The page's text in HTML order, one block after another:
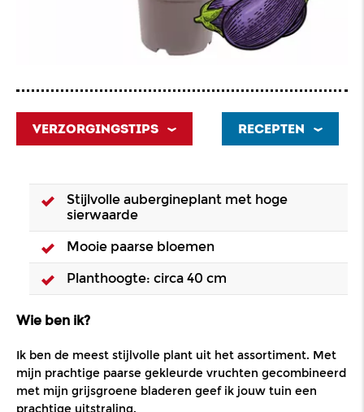
VERZORGINGSTIPS RECEPTEN
Stijlvolle aubergineplant met hoge
sierwaarde
Mooie paarse bloemen
Planthoogte: circa 40 cm
Wie ben ik?
Ik ben de meest stijlvolle plant uit het assortiment. Met
mijn prachtige paarse gekleurde vruchten gecombineerd
met mijn grijsgroene bladeren geef ik jouw tuin een
prachtige uitstraling.